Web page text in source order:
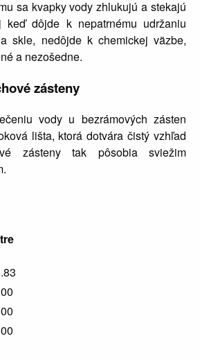
Vaničky
a
kanáliky
sa kvapky vody zhlukujú a stekajú
dôjde k nepatrnému udržaniu
skle, nedôjde k chemickej väzbe,
a nezošedne.
zásteny
vody u bezrámových zásten
lišta, ktorá dotvára čistý vzhľad
zásteny tak pôsobia sviežim